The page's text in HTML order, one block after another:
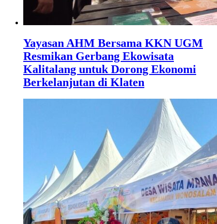
Yayasan AHM Bersama KKN UGM
Resmikan Gerbang Ekowisata
Kalitalang untuk Dorong Ekonomi
Berkelanjutan di Klaten